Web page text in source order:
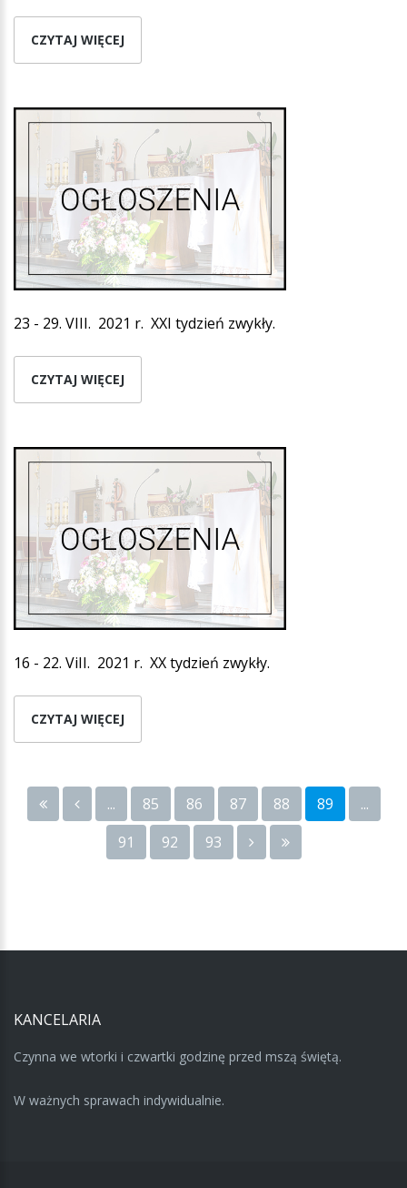
CZYTAJ WIĘCEJ
23 - 29. VIII. 2021 r. XXI tydzień zwykły.
CZYTAJ WIĘCEJ
16 - 22. ViII. 2021 r. XX tydzień zwykły.
CZYTAJ WIĘCEJ
... 85 86 87 88 89
...
91
92 93
KANCELARIA
Czynna we wtorki i czwartki godzinę przed mszą świętą.
W ważnych sprawach indywidualnie.